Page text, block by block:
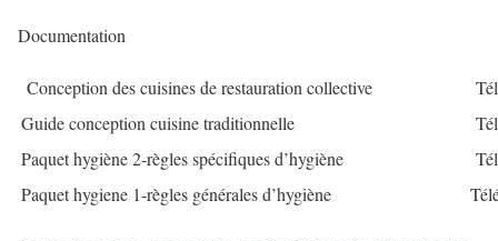
Documentation
Conception des cuisines de restauration collective
Guide conception cuisine traditionnelle
Paquet hygiène 2-règles spécifiques d’hygiène
Paquet hygiene 1-règles générales d’hygiène